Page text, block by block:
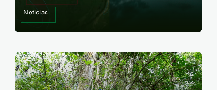
Noticias